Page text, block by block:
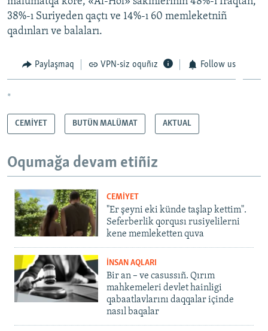
38%-ı Suriyeden qaçtı ve 14%-ı 60 memleketniñ
qadınları ve balaları.
Paylaşmaq VPN-siz oquñız Follow us
*
CEMİYET BUTÜN MALÜMAT AKTUAL
Oqumağa devam etiñiz
CEMİYET
"Er şeyni eki künde taşlap kettim".
Seferberlik qorqusı rusiyelilerni
kene memleketten quva
İNSAN AQLARI
Bir an – ve casussıñ. Qırım
mahkemeleri devlet hainligi
qabaatlavlarını daqqalar içinde
nasıl baqalar